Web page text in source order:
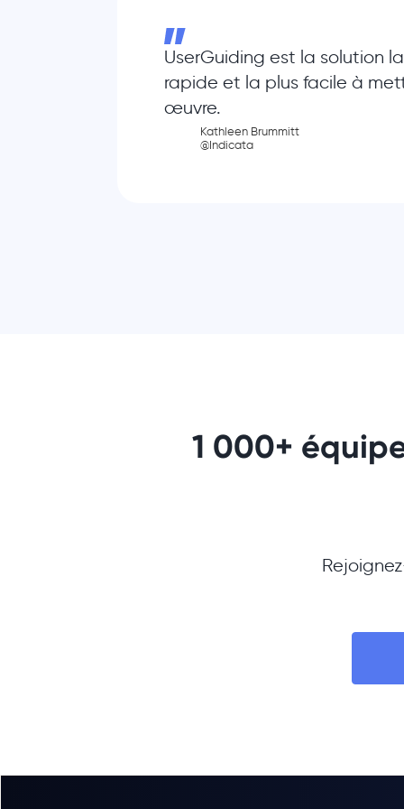
UserGuiding est la solution
rapide et la plus facile à
œuvre.
Kathleen Brummitt
@Indicata
1 000+